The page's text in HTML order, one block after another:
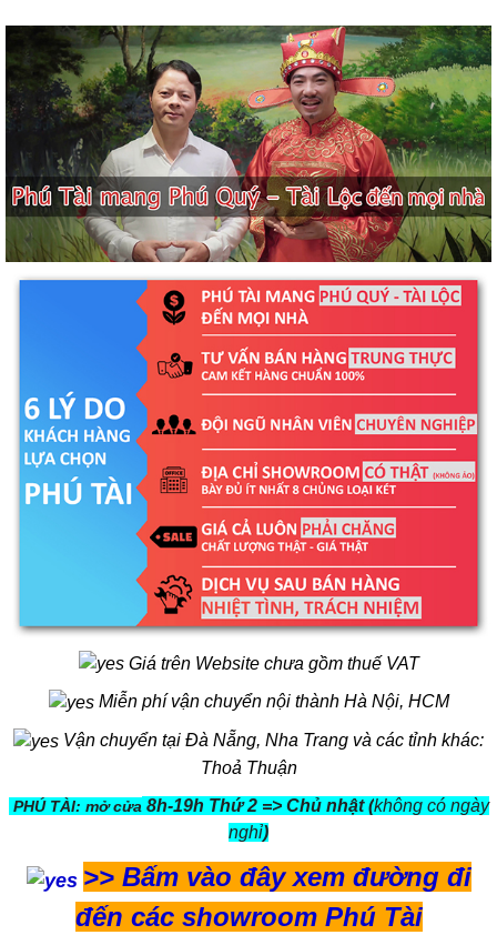
Giá trên Website chưa gồm thuế VAT
Miễn phí vận chuyển nội thành Hà Nội, HCM
Vận chuyển tại Đà Nẵng, Nha Trang và các tỉnh khác:
Thoả Thuận
PHÚ TÀI: mở cửa 8h-19h Thứ 2 => Chủ nhật (không có ngày
nghỉ)
>> Bấm vào đây xem đường đi
đến các showroom Phú Tài